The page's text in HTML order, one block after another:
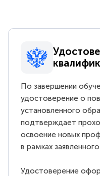
По завершении
удостоверение о
установленного
подтверждает
освоение новых
в рамках
Удостоверение